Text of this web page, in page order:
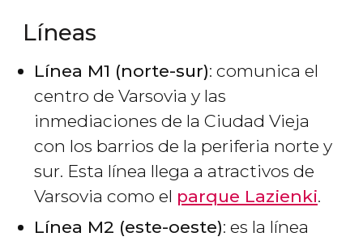
Líneas
Línea M1 (norte-sur): comunica el
centro de Varsovia y las
inmediaciones de la Ciudad Vieja
con los barrios de la periferia norte y
sur. Esta línea llega a atractivos de
Varsovia como el parque Lazienki.
Línea M2 (este-oeste): es la línea